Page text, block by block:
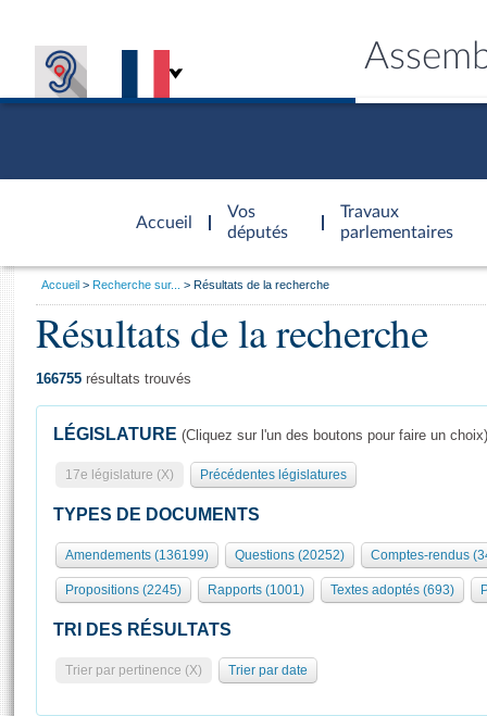
Accueil
d'accueil
Vos
députés
Travaux
parlementaires
Présidence
577 députés
Groupes politiques
Séance publique
Commissions et autres organes
Europe et International
Pétitions
Général
Rôle et pouvoirs de l'Assemblée
Organisation de l'Assemblée
Présidence Conférence des Présidents Bureau Collège des
Statistiques et chiffres clés
Visiter l'Assemblée
Visite virtuelle du palais Bourbon
Assister à une séance
Vous
Accueil Recherche sur... Résultats de la recherche
Résultats de la recherche
166755 résultats trouvés
LÉGISLATURE (Cliquez sur l'un des boutons pour faire un choix)
17e législature (X) Précédentes législatures
TYPES DE DOCUMENTS
Amendements (136199) Questions (20252) Comptes-rendus
Propositions (2245) Rapports (1001) Textes adoptés (693)
TRI DES RÉSULTATS
Trier par pertinence (X) Trier par date